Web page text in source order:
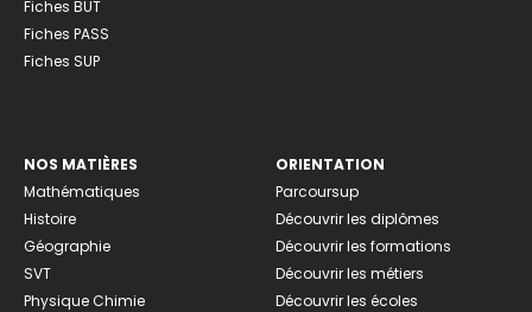
Fiches BUT
Fiches PASS
Fiches SUP
NOS MATIÈRES
Mathématiques
Histoire
Géographie
SVT
Physique Chimie
ORIENTATION
Parcoursup
Découvrir les diplômes
Découvrir les formations
Découvrir les métiers
Découvrir les écoles